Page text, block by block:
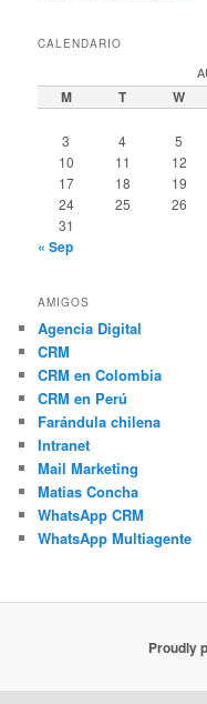
CALENDARIO
M T W
3
4 5
10
11 12
17
18 19
24
25 26
31
« Sep
AMIGOS
Agencia Digital
CRM
CRM en Colombia
CRM en Perú
Farándula chilena
Intranet
Mail Marketing
Matias Concha
WhatsApp CRM
WhatsApp Multiagente
Proudly